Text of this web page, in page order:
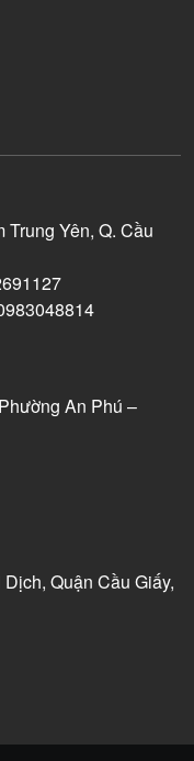
Yên, Q. Cầu
An Phú –
Quận Cầu Giấy,